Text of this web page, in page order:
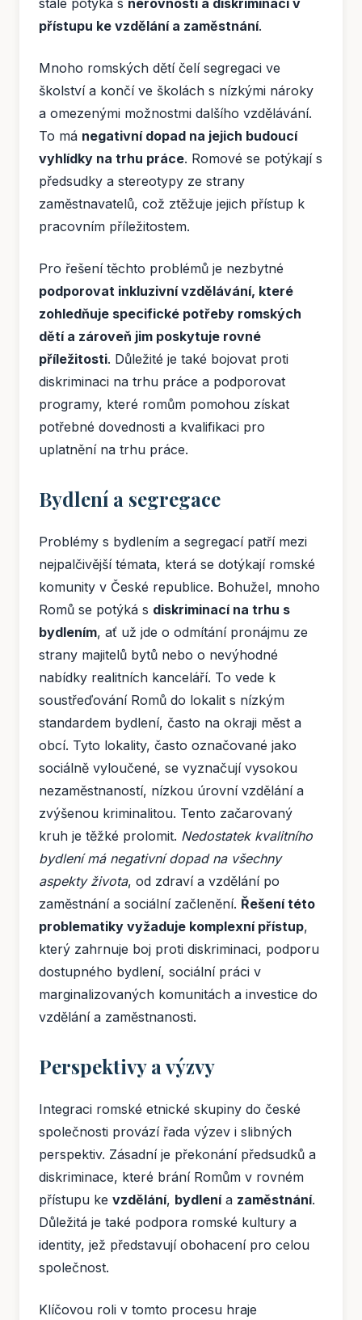
přístupu ke vzdělání a zaměstnání.
Mnoho romských dětí čelí segregaci ve
školství a končí ve školách s nízkými nároky
a omezenými možnostmi dalšího vzdělávání.
To má negativní dopad na jejich budoucí
vyhlídky na trhu práce. Romové se potýkají s
předsudky a stereotypy ze strany
zaměstnavatelů, což ztěžuje jejich přístup k
pracovním příležitostem.
Pro řešení těchto problémů je nezbytné
podporovat inkluzivní vzdělávání, které
zohledňuje specifické potřeby romských
dětí a zároveň jim poskytuje rovné
příležitosti. Důležité je také bojovat proti
diskriminaci na trhu práce a podporovat
programy, které romům pomohou získat
potřebné dovednosti a kvalifikaci pro
uplatnění na trhu práce.
Bydlení a segregace
Problémy s bydlením a segregací patří mezi
nejpalčivější témata, která se dotýkají romské
komunity v České republice. Bohužel, mnoho
Romů se potýká s diskriminací na trhu s
bydlením, ať už jde o odmítání pronájmu ze
strany majitelů bytů nebo o nevýhodné
nabídky realitních kanceláří. To vede k
soustřeďování Romů do lokalit s nízkým
standardem bydlení, často na okraji měst a
obcí. Tyto lokality, často označované jako
sociálně vyloučené, se vyznačují vysokou
nezaměstnaností, nízkou úrovní vzdělání a
zvýšenou kriminalitou. Tento začarovaný
kruh je těžké prolomit. Nedostatek kvalitního
bydlení má negativní dopad na všechny
aspekty života, od zdraví a vzdělání po
zaměstnání a sociální začlenění. Řešení této
problematiky vyžaduje komplexní přístup,
který zahrnuje boj proti diskriminaci, podporu
dostupného bydlení, sociální práci v
marginalizovaných komunitách a investice do
vzdělání a zaměstnanosti.
Perspektivy a výzvy
Integraci romské etnické skupiny do české
společnosti provází řada výzev i slibných
perspektiv. Zásadní je překonání předsudků a
diskriminace, které brání Romům v rovném
přístupu ke vzdělání, bydlenía zaměstnání.
Důležitá je také podpora romské kultury a
identity, jež představují obohacení pro celou
společnost.
Klíčovou roli v tomto procesu hraje